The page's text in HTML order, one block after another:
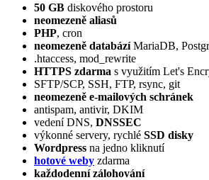
50 GB diskového prostoru
neomezeně aliasů
PHP, cron
neomezeně databázíMariaDB,
.htaccess, mod_rewrite
HTTPS zdarma s využitím Let's
SFTP/SCP, SSH, FTP, rsync, git
neomezeně e‑mailových schránek
antispam, antivir, DKIM
vedení DNS, DNSSEC
výkonné servery, rychlé SSD disky
Wordpress na jedno kliknutí
hotové weby zdarma
každodenní zálohování